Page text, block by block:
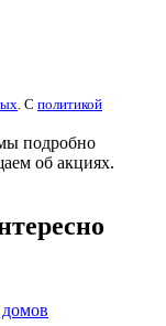
. С политикой
подробно
об акциях.